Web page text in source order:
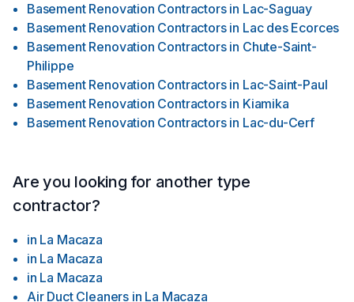
Basement Renovation Contractors in Lac-Saguay
Basement Renovation Contractors in Lac des Ecorces
Basement Renovation Contractors in Chute-Saint-
Philippe
Basement Renovation Contractors in Lac-Saint-Paul
Basement Renovation Contractors in Kiamika
Basement Renovation Contractors in Lac-du-Cerf
Are you looking for another type
contractor?
in La Macaza
in La Macaza
in La Macaza
Air Duct Cleaners in La Macaza